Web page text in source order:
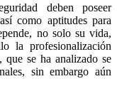
deben poseer
como aptitudes para
no solo su vida,
la profesionalización
se ha analizado se
sin embargo aún